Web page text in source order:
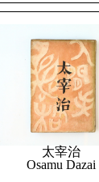
太宰治
Osamu Dazai